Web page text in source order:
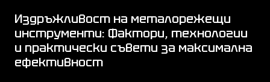
Издръжливост на металорежещи
инструменти: Фактори, технологии
и практически съвети за максимална
ефективност